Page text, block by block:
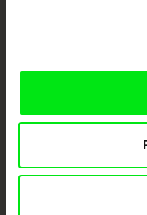
festivalů dokumentárního
posouvat hranice